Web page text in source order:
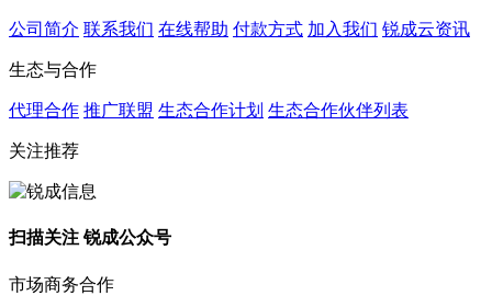
公司简介 联系我们 在线帮助 付款方式 加入我们 锐成云资讯
生态与合作
代理合作 推广联盟 生态合作计划 生态合作伙伴列表
关注推荐
扫描关注 锐成公众号
市场商务合作